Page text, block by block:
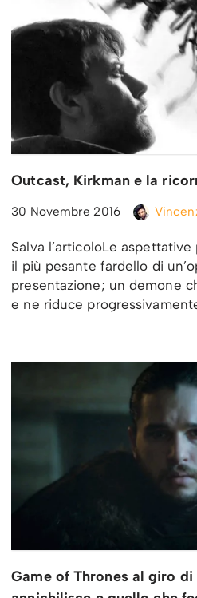
Outcast, Kirkman e la
30 Novembre 2016
Salva l’articoloLe
il più pesante fardello di
presentazione; un demone
e ne riduce
Game of Thrones al giro